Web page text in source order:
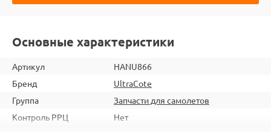
Основные характеристики
Артикул
HANU866
Бренд
UltraCote
Группа
Запчасти для самолетов
Контроль РРЦ
Нет